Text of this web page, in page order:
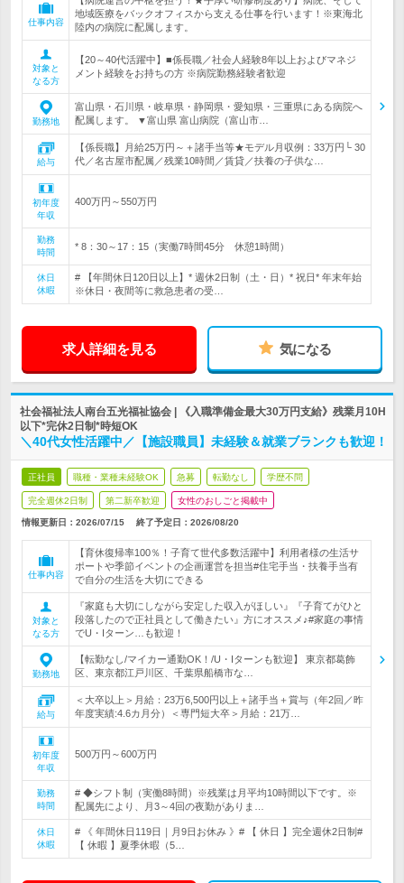
仕事内容
地域医療をバックオフィスから支える仕事を行います！※東海北
陸内の病院に配属します。
対象と
なる方
【20～40代活躍中】■係長職／社会人経験8年以上およびマネジ
メント経験をお持ちの方 ※病院勤務経験者歓迎
勤務地
富山県・石川県・岐阜県・静岡県・愛知県・三重県にある病院へ
配属します。 ▼富山県 富山病院（富山市…
給与
【係長職】月給25万円～＋諸手当等★モデル月収例：33万円└ 30
代／名古屋市配属／残業10時間／賃貸／扶養の子供な…
初年度
年収
400万円～550万円
勤務
時間
* 8：30～17：15（実働7時間45分 休憩1時間）
休日
休暇
# 【年間休日120日以上】* 週休2日制（土・日）* 祝日* 年末年始
※休日・夜間等に救急患者の受…
求人詳細を見る 気になる
社会福祉法人南台五光福祉協会 | 《入職準備金最大30万円支給》残業月10H
以下*完休2日制*時短OK
＼40代女性活躍中／【施設職員】未経験＆就業ブランクも歓迎！
正社員 職種・業種未経験OK 急募 転勤なし 学歴不問
完全週休2日制 第二新卒歓迎 女性のおしごと掲載中
情報更新日：2026/07/15 終了予定日： 2026/08/20
仕事内容
【育休復帰率100％！子育て世代多数活躍中】利用者様の生活サ
ポートや季節イベントの企画運営を担当#住宅手当・扶養手当有
で自分の生活を大切にできる
対象と
なる方
『家庭も大切にしながら安定した収入がほしい』『子育てがひと
段落したので正社員として働きたい』方にオススメ♪#家庭の事情
でU・Iターン…も歓迎！
勤務地
【転勤なし/マイカー通勤OK！/U・Iターンも歓迎】 東京都葛飾
区、東京都江戸川区、千葉県船橋市な…
給与
＜大卒以上＞月給：23万6,500円以上＋諸手当＋賞与（年2回／昨
年度実績:4.6カ月分）＜専門短大卒＞月給：21万…
初年度
年収
500万円～600万円
勤務
時間
# ◆シフト制（実働8時間）※残業は月平均10時間以下です。※
配属先により、月3～4回の夜勤がありま…
休日
休暇
# 《 年間休日119日｜月9日お休み 》# 【 休日 】完全週休2日制#
【 休暇 】夏季休暇（5…